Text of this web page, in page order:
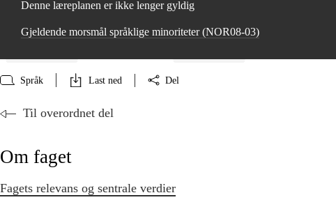
Denne læreplanen er ikke lenger gyldig
Gjeldende morsmål språklige minoriteter (NOR08‑03)
Språk Last ned Del
Til overordnet del
Om faget
Fagets relevans og sentrale verdier